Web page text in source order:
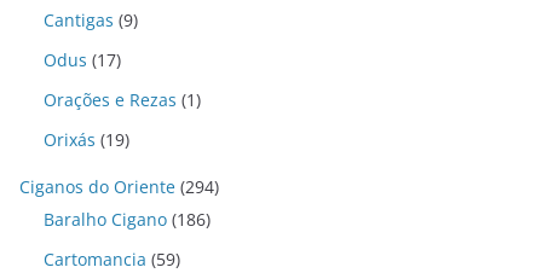
Cantigas (9)
Odus (17)
Orações e Rezas (1)
Orixás (19)
Ciganos do Oriente (294)
Baralho Cigano (186)
Cartomancia (59)